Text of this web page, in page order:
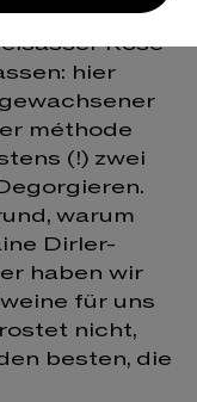
Rosé-
hier
méthode
(!) zwei
warum
Dirler-
haben wir
für uns
nicht,
besten, die